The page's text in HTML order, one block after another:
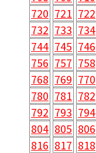
720 721 722
732 733 734
744 745 746
756 757 758
768 769 770
780 781 782
792 793 794
804 805 806
816 817 818